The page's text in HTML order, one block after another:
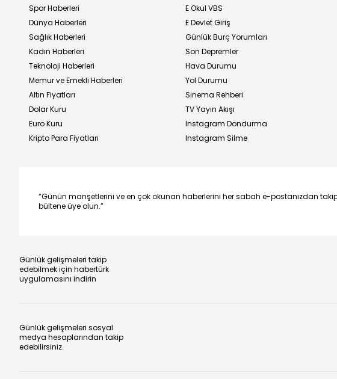
Spor Haberleri
Dünya Haberleri
Sağlık Haberleri
Kadın Haberleri
Teknoloji Haberleri
Memur ve Emekli Haberleri
Altın Fiyatları
Dolar Kuru
Euro Kuru
Kripto Para Fiyatları
E Okul VBS
E Devlet Giriş
Günlük Burç Yorumları
Son Depremler
Hava Durumu
Yol Durumu
Sinema Rehberi
TV Yayın Akışı
Instagram Dondurma
Instagram Silme
“Günün manşetlerini ve en çok okunan haberlerini her sabah e-postanızdan
bültene üye olun.”
Günlük gelişmeleri takip
edebilmek için habertürk
uygulamasını indirin
Günlük gelişmeleri sosyal
medya hesaplarından takip
edebilirsiniz.